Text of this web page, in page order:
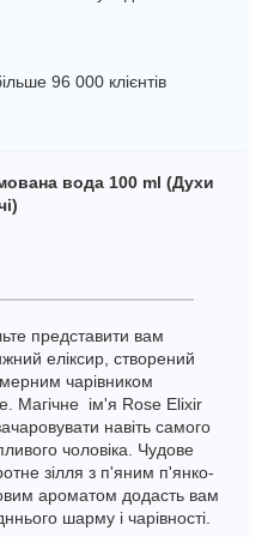
96 000 клієнтів
вода 100 ml (Духи
представити вам
еліксир, створений
чарівником
Магічне ім'я Rose Elixir
навіть самого
чоловіка. Чудове
зілля з п'яним п'янко-
ароматом додасть вам
шарму і чарівності.